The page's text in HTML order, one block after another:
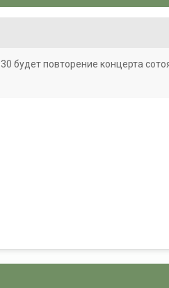
будет повторение концерта